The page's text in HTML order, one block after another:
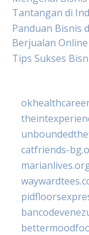
Tantangan di
Panduan Bisnis
Berjualan Online
Tips Sukses
catfriends-